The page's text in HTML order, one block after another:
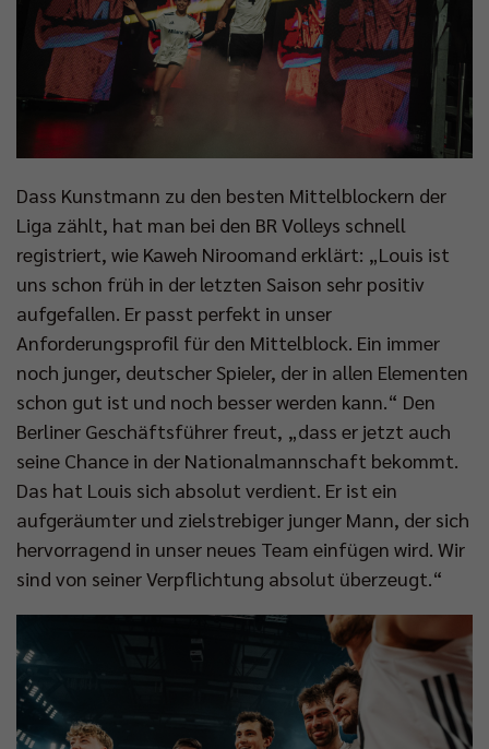
Dass Kunstmann zu den besten Mittelblockern der
Liga zählt, hat man bei den BR Volleys schnell
registriert, wie Kaweh Niroomand erklärt: „Louis ist
uns schon früh in der letzten Saison sehr positiv
aufgefallen. Er passt perfekt in unser
Anforderungsprofil für den Mittelblock. Ein immer
noch junger, deutscher Spieler, der in allen Elementen
schon gut ist und noch besser werden kann.“ Den
Berliner Geschäftsführer freut, „dass er jetzt auch
seine Chance in der Nationalmannschaft bekommt.
Das hat Louis sich absolut verdient. Er ist ein
aufgeräumter und zielstrebiger junger Mann, der sich
hervorragend in unser neues Team einfügen wird. Wir
sind von seiner Verpflichtung absolut überzeugt.“